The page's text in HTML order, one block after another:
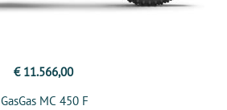
€ 11.566,00
GasGas MC 450 F